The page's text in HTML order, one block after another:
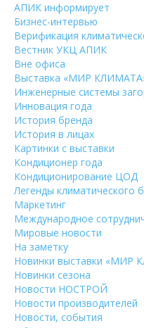
АПИК информирует
Бизнес-интервью
Верификация
Вестник УКЦ АПИК
Вне офиса
Выставка «МИР
Инженерные системы
Инновация года
История бренда
История в лицах
Картинки с выставки
Кондиционер года
Кондиционирование ЦОД
Легенды климатического
Маркетинг
Международное
Мировые новости
На заметку
Новинки выставки «МИР
Новинки сезона
Новости НОСТРОЙ
Новости производителей
Новости, события